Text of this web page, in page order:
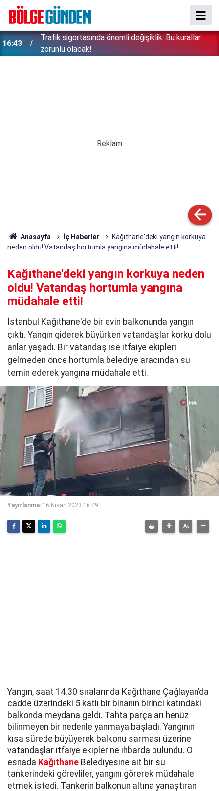
16:43
Trafik sigortasında önemli değişiklik: Bu kurallar
zorunlu olacak!
Anasayfa İç Haberler
Kağıthane'deki yangın korkuya
neden oldu! Vatandaş hortumla yangına müdahale etti!
Kağıthane'deki yangın korkuya neden
oldu! Vatandaş hortumla yangına
müdahale etti!
İstanbul Kağıthane'de bir evin balkonunda yangın
çıktı. Yangın giderek büyürken vatandaşlar korku dolu
anlar yaşadı. Bir vatandaş ise itfaiye ekipleri
gelmeden önce hortumla belediye aracından su
temin ederek yangına müdahale etti.
Yayınlanma: 16 Nisan 2023 16:49
Yangın, saat 14.30 sıralarında Kağıthane Çağlayan’da
cadde üzerindeki 5 katlı bir binanın birinci katındaki
balkonda meydana geldi. Tahta parçaları henüz
bilinmeyen bir nedenle yanmaya başladı. Yangının
kısa sürede büyüyerek balkonu sarması üzerine
vatandaşlar itfaiye ekiplerine ihbarda bulundu. O
esnada Kağıthane Belediyesine ait bir su
tankerindeki görevliler, yangını görerek müdahale
etmek istedi. Tankerin balkonun altına yanaştıran